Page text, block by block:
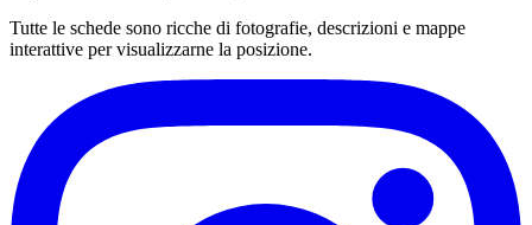
Tutte le schede sono ricche di fotografie, descrizioni e mappe
interattive per visualizzarne la posizione.